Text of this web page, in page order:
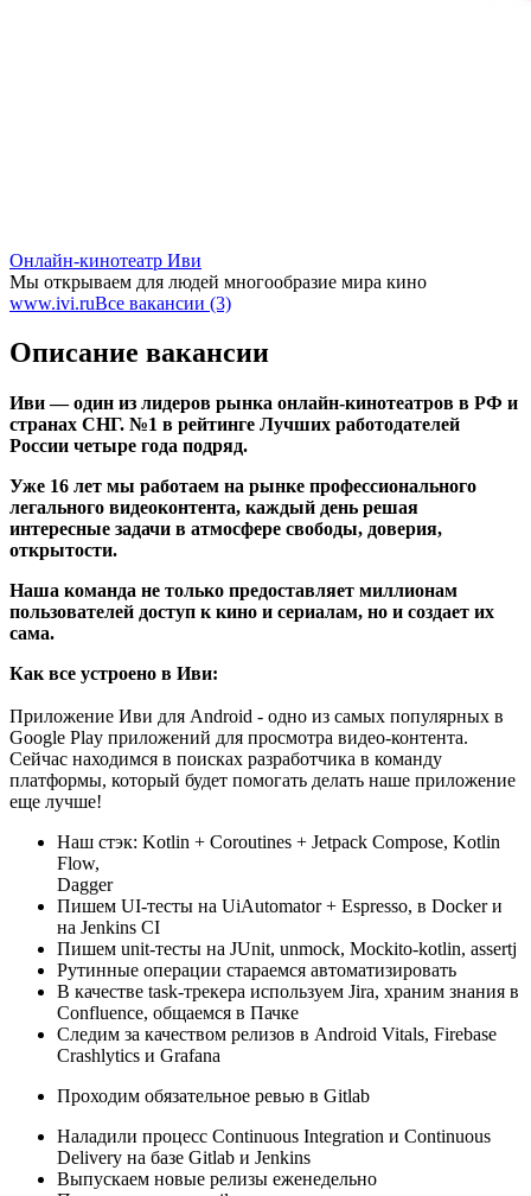
Онлайн-кинотеатр Иви
Мы открываем для людей многообразие мира кино
www.ivi.ruВсе вакансии (3)
Описание вакансии
Иви — один из лидеров рынка онлайн-кинотеатров в РФ и
странах СНГ. №1 в рейтинге Лучших работодателей
России четыре года подряд.
Уже 16 лет мы работаем на рынке профессионального
легального видеоконтента, каждый день решая
интересные задачи в атмосфере свободы, доверия,
открытости.
Наша команда не только предоставляет миллионам
пользователей доступ к кино и сериалам, но и создает их
сама.
Как все устроено в Иви:
Приложение Иви для Android - одно из самых популярных в
Google Play приложений для просмотра видео-контента.
Сейчас находимся в поисках разработчика в команду
платформы, который будет помогать делать наше приложение
еще лучше!
Наш стэк: Kotlin + Coroutines + Jetpack Compose, Kotlin
Flow,
Dagger
Пишем UI-тесты на UiAutomator + Espresso, в Docker и
на Jenkins CI
Пишем unit-тесты на JUnit, unmock, Mockito-kotlin, assertj
Рутинные операции стараемся автоматизировать
В качестве task-трекера используем Jira, храним знания в
Confluence, общаемся в Пачке
Следим за качеством релизов в Android Vitals, Firebase
Crashlytics и Grafana
Проходим обязательное ревью в Gitlab
Наладили процесс Continuous Integration и Continuous
Delivery на базе Gitlab и Jenkins
Выпускаем новые релизы еженедельно